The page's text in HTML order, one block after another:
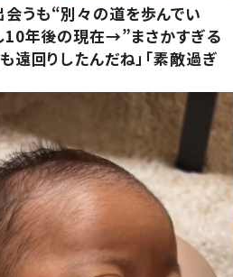
うも“別々の道を歩んでい
10年後の現在→”まさかすぎる
遠回りしたんだね」「素敵過ぎ